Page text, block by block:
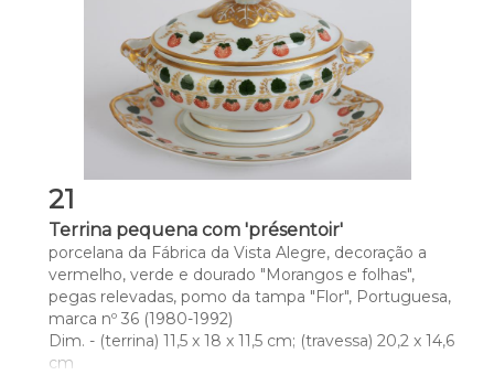
21
Terrina pequena com 'présentoir'
porcelana da Fábrica da Vista Alegre, decoração a
vermelho, verde e dourado "Morangos e folhas",
pegas relevadas, pomo da tampa "Flor", Portuguesa,
marca nº 36 (1980-1992)
Dim. - (terrina) 11,5 x 18 x 11,5 cm; (travessa) 20,2 x 14,6
cm